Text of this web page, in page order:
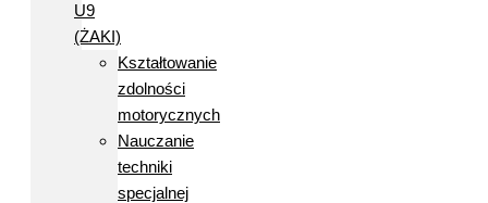
U9
(ŻAKI)
Kształtowanie
zdolności
motorycznych
Nauczanie
techniki
specjalnej